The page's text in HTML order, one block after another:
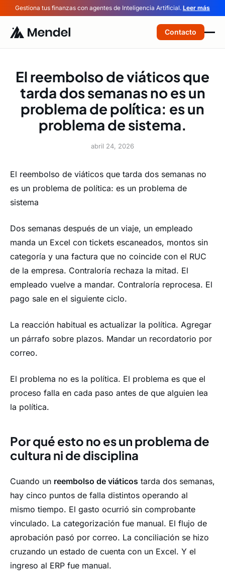
Gestiona tus finanzas con agentes de Inteligencia Artificial. Leer más
Contacto
El reembolso de viáticos que
tarda dos semanas no es un
problema de política: es un
problema de sistema.
abril 24, 2026
El reembolso de viáticos que tarda dos semanas no
es un problema de política: es un problema de
sistema
Dos semanas después de un viaje, un empleado
manda un Excel con tickets escaneados, montos sin
categoría y una factura que no coincide con el RUC
de la empresa. Contraloría rechaza la mitad. El
empleado vuelve a mandar. Contraloría reprocesa. El
pago sale en el siguiente ciclo.
La reacción habitual es actualizar la política. Agregar
un párrafo sobre plazos. Mandar un recordatorio por
correo.
El problema no es la política. El problema es que el
proceso falla en cada paso antes de que alguien lea
la política.
Por qué esto no es un problema de
cultura ni de disciplina
Cuando un reembolso de viáticos tarda dos semanas,
hay cinco puntos de falla distintos operando al
mismo tiempo. El gasto ocurrió sin comprobante
vinculado. La categorización fue manual. El flujo de
aprobación pasó por correo. La conciliación se hizo
cruzando un estado de cuenta con un Excel. Y el
ingreso al ERP fue manual.